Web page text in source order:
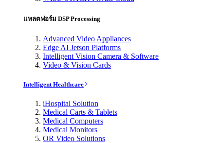
แพลตฟอร์ม DSP Processing
Advanced Video Appliances
Edge AI Jetson Platforms
Intelligent Vision Camera & Software
Video & Vision Cards
Intelligent Healthcare
iHospital Solution
Medical Carts & Tablets
Medical Computers
Medical Monitors
OR Video Solutions